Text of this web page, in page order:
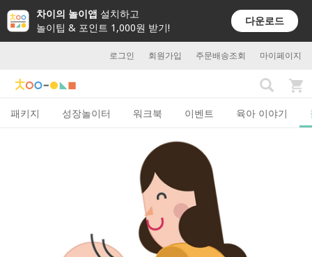
차이의 놀이앱 설치하고
놀이팁 & 포인트 1,000원 받기!
다운로드
로그인 회원가입 주문배송조회 마이페이지
패키지 성장놀이터 워크북 이벤트 육아 이야기